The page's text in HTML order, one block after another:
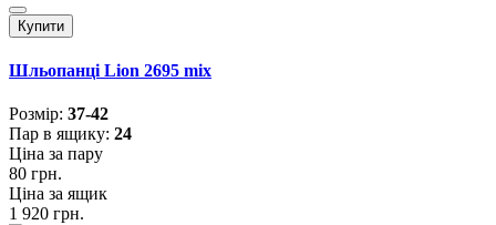
Купити
Шльопанці Lion 2695 mix
Розмiр: 37-42
Пар в ящику: 24
Ціна за пару
80 грн.
Ціна за ящик
1 920 грн.